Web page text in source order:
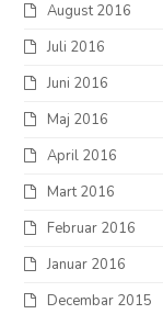
August 2016
Juli 2016
Juni 2016
Maj 2016
April 2016
Mart 2016
Februar 2016
Januar 2016
Decembar 2015